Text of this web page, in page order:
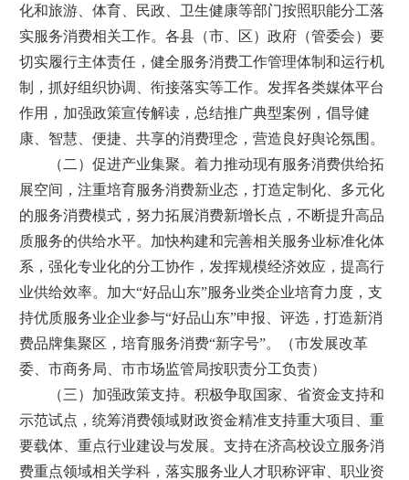
化和旅游、体育、民政、卫生健康等部门按照职能分工落
实服务消费相关工作。各县（市、区）政府（管委会）要
切实履行主体责任，健全服务消费工作管理体制和运行机
制，抓好组织协调、衔接落实等工作。发挥各类媒体平台
作用，加强政策宣传解读，总结推广典型案例，倡导健
康、智慧、便捷、共享的消费理念，营造良好舆论氛围。
（二）促进产业集聚。着力推动现有服务消费供给拓
展空间，注重培育服务消费新业态，打造定制化、多元化
的服务消费模式，努力拓展消费新增长点，不断提升高品
质服务的供给水平。加快构建和完善相关服务业标准化体
系，强化专业化的分工协作，发挥规模经济效应，提高行
业供给效率。加大“好品山东”服务业类企业培育力度，支
持优质服务业企业参与“好品山东”申报、评选，打造新消
费品牌集聚区，培育服务消费“新字号”。（市发展改革
委、市商务局、市市场监管局按职责分工负责）
（三）加强政策支持。积极争取国家、省资金支持和
示范试点，统筹消费领域财政资金精准支持重大项目、重
要载体、重点行业建设与发展。支持在济高校设立服务消
费重点领域相关学科，落实服务业人才职称评审、职业资